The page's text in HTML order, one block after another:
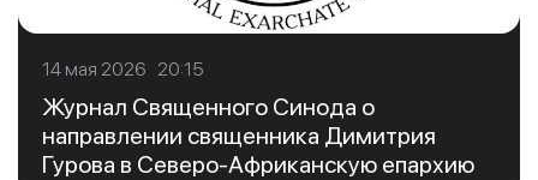
14 мая 2026 20:15
Журнал Священного Синода о
направлении священника Димитрия
Гурова в Северо-Африканскую епархию